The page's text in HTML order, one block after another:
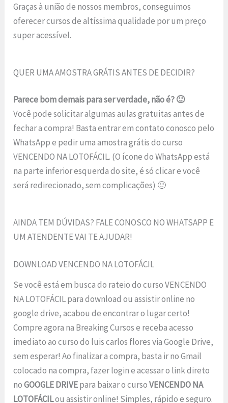
Graças à união de nossos membros, conseguimos
oferecer cursos de altíssima qualidade por um preço
super acessível.
QUER UMA AMOSTRA GRÁTIS ANTES DE DECIDIR?
Parece bom demais para ser verdade, não é? 🙂
Você pode solicitar algumas aulas gratuitas antes de
fechar a compra! Basta entrar em contato conosco pelo
WhatsApp e pedir uma amostra grátis do curso
VENCENDO NA LOTOFÁCIL. (O ícone do WhatsApp está
na parte inferior esquerda do site, é só clicar e você
será redirecionado, sem complicações) 🙂
AINDA TEM DÚVIDAS? FALE CONOSCO NO WHATSAPP E
UM ATENDENTE VAI TE AJUDAR!
DOWNLOAD VENCENDO NA LOTOFÁCIL
Se você está em busca do rateio do curso VENCENDO
NA LOTOFÁCIL para download ou assistir online no
google drive, acabou de encontrar o lugar certo!
Compre agora na Breaking Cursos e receba acesso
imediato ao curso do luis carlos flores via Google Drive,
sem esperar! Ao finalizar a compra, basta ir no Gmail
colocado na compra, fazer login e acessar o link direto
noGOOGLE DRIVEpara baixar o cursoVENCENDO NA
LOTOFÁCILou assistir online! Simples, rápido e seguro.